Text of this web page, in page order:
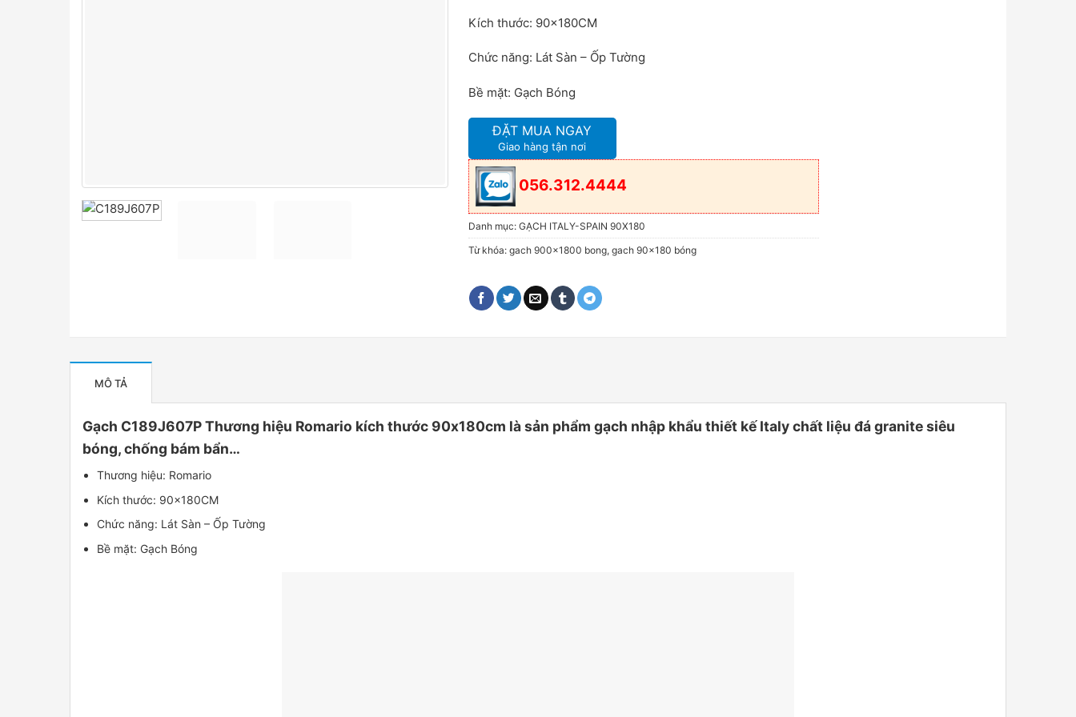
Kích thước: 90x180CM
Chức năng: Lát Sàn – Ốp Tường
Bề mặt: Gạch Bóng
ĐẶT MUA NGAY
Giao hàng tận nơi
056.312.4444
Danh mục: GẠCH ITALY-SPAIN 90X180
Từ khóa: gach 900x1800 bong, gach 90x180 bóng
MÔ TẢ
Gạch C189J607P Thương hiệu Romario kích thước 90x180cm là sản phẩm gạch nhập khẩu thiết kế Italy chất liệu đá granite siêu
bóng, chống bám bẩn…
Thương hiệu: Romario
Kích thước: 90x180CM
Chức năng: Lát Sàn – Ốp Tường
Bề mặt: Gạch Bóng